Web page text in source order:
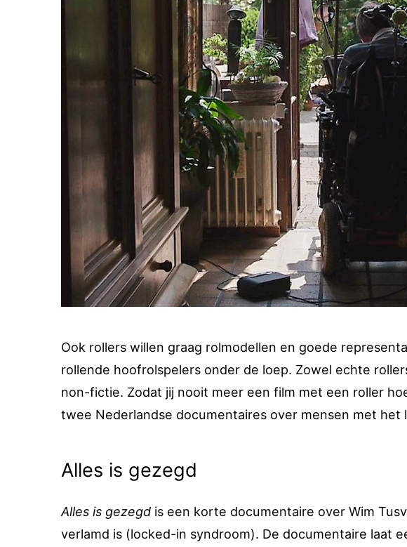
Ook rollers willen graag rolmodellen en goede
rollende hoofrolspelers onder de loep. Zowel echte
non-fictie. Zodat jij nooit meer een film met een roller
twee Nederlandse documentaires over mensen met het
Alles is gezegd
Alles is gezegd is een korte documentaire over Wim
verlamd is (locked-in syndroom). De documentaire laat